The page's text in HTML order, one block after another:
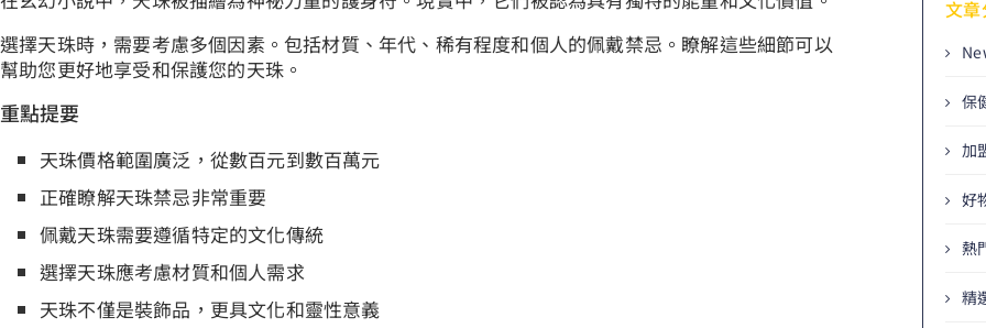
選擇天珠時，需要考慮多個因素。包括材質、年代、稀有程度和個人的佩戴禁忌。瞭解這些細節可以
幫助您更好地享受和保護您的天珠。
重點提要
天珠價格範圍廣泛，從數百元到數百萬元
正確瞭解天珠禁忌非常重要
佩戴天珠需要遵循特定的文化傳統
選擇天珠應考慮材質和個人需求
天珠不僅是裝飾品，更具文化和靈性意義
文
保
加
好
熱
精